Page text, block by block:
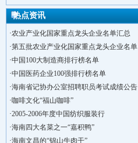
热点资讯
·农业产业化国家重点龙头企业名单汇总
·第五批农业产业化国家重点龙头企业名单
·中国100大制造商排行榜名单
·中国医药企业100强排行榜名单
·海南省记协办公室招聘职员考试成绩公告
·咖啡文化“福山咖啡”
·2005-2006年度中国纺织服装行
·海南四大名菜之一“嘉积鸭”
·海南文昌的“锦山牛肉干”
洋浦不断延伸产业链，推进一批石化产业